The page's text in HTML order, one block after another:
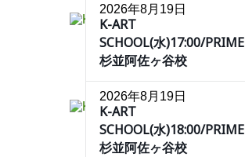
2026年8月19日
K-ART
SCHOOL(水)17:00/PRIME
杉並阿佐ヶ谷校
2026年8月19日
K-ART
SCHOOL(水)18:00/PRIME
杉並阿佐ヶ谷校